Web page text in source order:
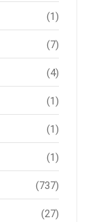
(1)
(7)
(4)
(1)
(1)
(1)
(737)
(27)